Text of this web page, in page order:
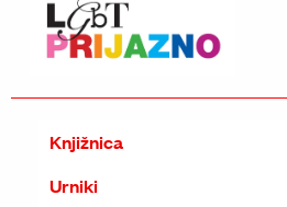
Knjižnica
Urniki